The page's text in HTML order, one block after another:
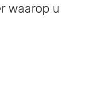
waarop u